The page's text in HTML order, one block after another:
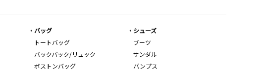
バッグ
トートバッグ
バックパック/リュック
ボストンバッグ
シューズ
ブーツ
サンダル
パンプス